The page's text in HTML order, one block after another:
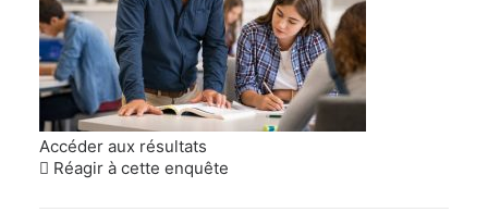
Accéder aux résultats
Réagir à cette enquête